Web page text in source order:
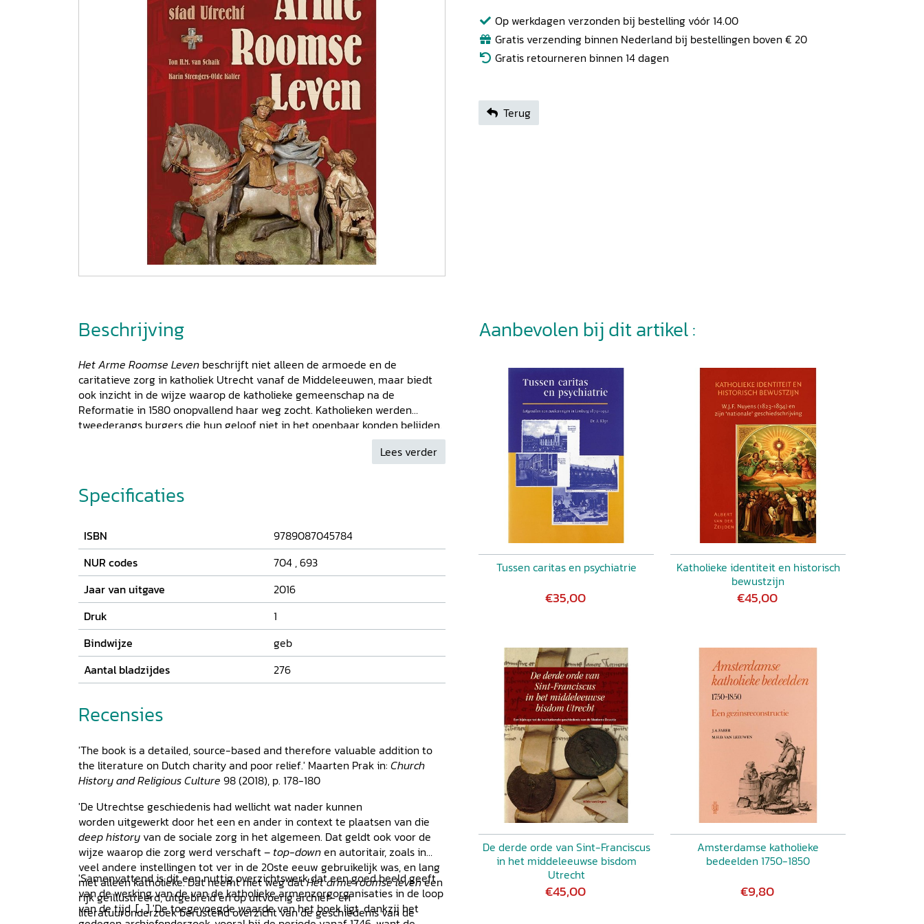
Op werkdagen verzonden bij bestelling vóór 14.00
Gratis verzending binnen Nederland bij bestellingen boven € 20
Gratis retourneren binnen 14 dagen
Terug
Beschrijving
Het Arme Roomse Leven beschrijft niet alleen de armoede en de
caritatieve zorg in katholiek Utrecht vanaf de Middeleeuwen, maar biedt
ook inzicht in de wijze waarop de katholieke gemeenschap na de
Reformatie in 1580 onopvallend haar weg zocht. Katholieken werden
tweederangs burgers die hun geloof niet in het openbaar konden belijden.
Kerkgebouwen, kloosters en gasthuizen kwamen in het bezit van de
de vrijheid van godsdienst was afgekondigd, namen de katholieken in het
protestantse Utrecht geleidelijk hun plaats weer in. Ook nam de kerkelijke
zoals de Armenkamer en het Wees- en Oudeliedenhuis, toe. De huidige
Katholieke Caritas Utrecht is een fonds dat vanuit eigen perspectief hulp
biedt op allerlei maatschappelijke terreinen.
Lees verder
Specificaties
ISBN
9789087045784
NUR codes
704 ,693
Jaar van uitgave
2016
Druk
1
Bindwijze
geb
Aantal bladzijdes
276
Recensies
'The book is a detailed, source-based and therefore valuable addition to
the literature on Dutch charity and poor relief.' Maarten Prak in: Church
History and Religious Culture 98 (2018), p. 178-180
'De Utrechtse geschiedenis had wellicht wat nader kunnen
worden uitgewerkt door het een en ander in context te plaatsen van die
deep history van de sociale zorg in het algemeen. Dat geldt ook voor de
wijze waarop die zorg werd verschaft – top-downen autoritair, zoals in
veel andere instellingen tot ver in de 20ste eeuw gebruikelijk was, en lang
niet alleen katholieke. Dat neemt niet weg datHet arme roomse leveneen
rijk geïllustreerd, uitgebreid en op uitvoerig archief- en
literatuuronderzoek berustend overzicht van de geschiedenis van de
'Samenvattend is dit een nuttig overzichtswerk dat een goed beeld geeft
van de werking van de van de katholieke armenzorgorganisaties in de loop
van de tijd. [...] 'De toegevoegde waarde van het boek ligt, dankzij het
Aanbevolen bij dit artikel :
Tussen caritas en psychiatrie
€35,00
Katholieke identiteit en historisch
bewustzijn
€45,00
De derde orde van Sint-Franciscus
in het middeleeuwse bisdom
Utrecht
€45,00
Amsterdamse katholieke
bedeelden 1750-1850
€9,80